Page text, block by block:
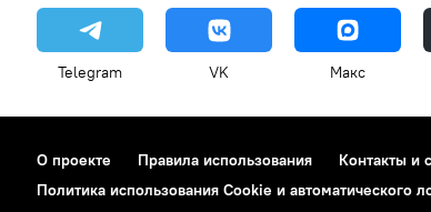
Telegram VK Макс
О проекте Правила использования Контакты и
Политика использования Cookie и автоматического